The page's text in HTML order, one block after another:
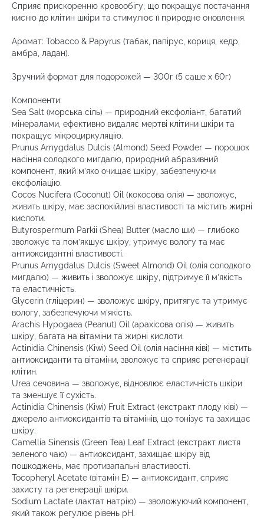
Сприяє прискоренню кровообігу, що покращує постачання
кисню до клітин шкіри та стимулює її природне оновлення.
Аромат: Tobacco & Papyrus (табак, папірус, кориця, кедр,
амбра, ладан).
Зручний формат для подорожей — 300г (5 саше х 60г)
Компоненти:
Sea Salt (морська сіль) — природний ексфоліант, багатий
мінералами, ефективно видаляє мертві клітини шкіри та
покращує мікроциркуляцію.
Prunus Amygdalus Dulcis (Almond) Seed Powder — порошок
насіння солодкого мигдалю, природний абразивний
компонент, який м’яко очищає шкіру, забезпечуючи
ексфоліацію.
Cocos Nucifera (Coconut) Oil (кокосова олія) — зволожує,
живить шкіру, має заспокійливі властивості та містить жирні
кислоти.
Butyrospermum Parkii (Shea) Butter (масло ши) — глибоко
зволожує та пом’якшує шкіру, утримує вологу та має
антиоксидантні властивості.
Prunus Amygdalus Dulcis (Sweet Almond) Oil (олія солодкого
мигдалю) — живить і зволожує шкіру, підтримує її м’якість
та еластичність.
Glycerin (гліцерин) — зволожує шкіру, притягує та утримує
вологу, забезпечуючи м’якість.
Arachis Hypogaea (Peanut) Oil (арахісова олія) — живить
шкіру, багата на вітаміни та жирні кислоти.
Actinidia Chinensis (Kiwi) Seed Oil (олія насіння ківі) — містить
антиоксиданти та вітаміни, зволожує та сприяє регенерації
клітин.
Urea сечовина — зволожує, відновлює еластичність шкіри
та зменшує її сухість.
Actinidia Chinensis (Kiwi) Fruit Extract (екстракт плоду ківі) —
джерело антиоксидантів та вітамінів, що тонізує та захищає
шкіру.
Camellia Sinensis (Green Tea) Leaf Extract (екстракт листя
зеленого чаю) — антиоксидант, захищає шкіру від
пошкоджень, має протизапальні властивості.
Tocopheryl Acetate (вітамін Е) — антиоксидант, сприяє
захисту та регенерації шкіри.
Sodium Lactate (лактат натрію) — зволожуючий компонент,
який також регулює рівень рН.